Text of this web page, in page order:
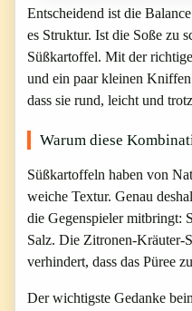
Entscheidend ist die
es Struktur. Ist die Soße zu
Süßkartoffel. Mit der
und ein paar kleinen
dass sie rund, leicht und
Warum diese
Süßkartoffeln haben von
weiche Textur. Genau
die Gegenspieler mitbringt:
Salz. Die Zitronen-Kräuter-
verhindert, dass das Püree
Der wichtigste Gedanke